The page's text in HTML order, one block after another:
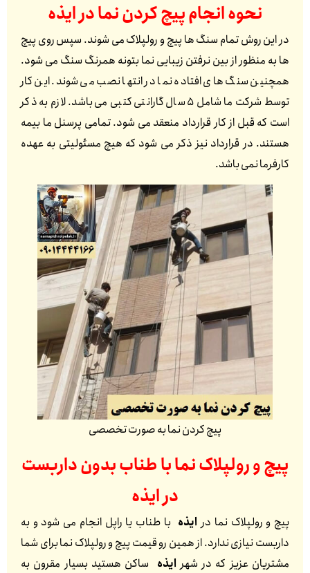
نحوه انجام پیچ کردن نما درایذه
در این روش تمام سنگ ها پیچ و رولپلاک می شوند. سپس روی پیچ
ها به منظور از بین نرفتن زیبایی نما بتونه همرنگ سنگ می شود.
همچنین سنگ های افتاده نما در انتها نصب می شوند. این کار
توسط شرکت ما شامل 5 سال گارانتی کتبی می باشد. لازم به ذکر
است که قبل از کار قرارداد منعقد می شود. تمامی پرسنل ما بیمه
هستند. در قرارداد نیز ذکر می شود که هیچ مسئولیتی به عهده
کارفرما نمی باشد.
پیچ کردن نما به صورت تخصصی
پیچ و رولپلاک نما با طناب بدون داربست
درایذه
پیچ و رولپلاک نما در ایذه با طناب یا راپل انجام می شود و به
داربست نیازی ندارد. از همین رو قیمت پیچ و رولپلاک نما برای شما
مشتریان عزیز که در شهر ایذه ساکن هستید بسیار مقرون به